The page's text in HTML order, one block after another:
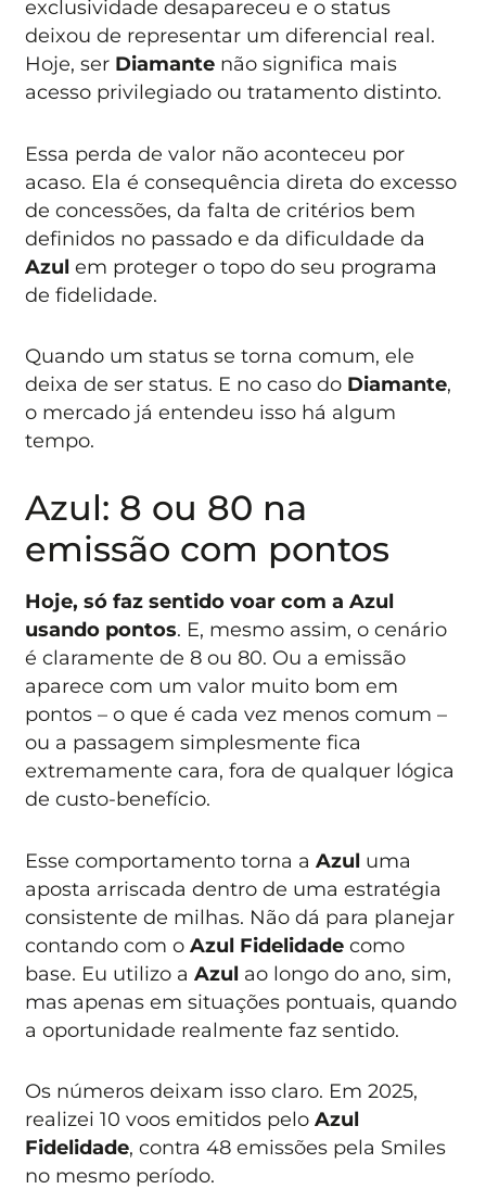
exclusividade desapareceu e o status
deixou de representar um diferencial real.
Hoje, ser Diamante não significa mais
acesso privilegiado ou tratamento distinto.
Essa perda de valor não aconteceu por
acaso. Ela é consequência direta do excesso
de concessões, da falta de critérios bem
definidos no passado e da dificuldade da
Azulem proteger o topo do seu programa
de fidelidade.
Quando um status se torna comum, ele
deixa de ser status. E no caso do Diamante,
o mercado já entendeu isso há algum
tempo.
Azul: 8 ou 80 na
emissão com pontos
Hoje, só faz sentido voar com a Azul
usando pontos. E, mesmo assim, o cenário
é claramente de 8 ou 80. Ou a emissão
aparece com um valor muito bom em
pontos – o que é cada vez menos comum –
ou a passagem simplesmente fica
extremamente cara, fora de qualquer lógica
de custo-benefício.
Esse comportamento torna aAzul uma
aposta arriscada dentro de uma estratégia
consistente de milhas. Não dá para planejar
contando com oAzul Fidelidade como
base. Eu utilizo aAzul ao longo do ano, sim,
mas apenas em situações pontuais, quando
a oportunidade realmente faz sentido.
Os números deixam isso claro. Em 2025,
realizei 10 voos emitidos peloAzul
Fidelidade, contra 48 emissões pela Smiles
no mesmo período.